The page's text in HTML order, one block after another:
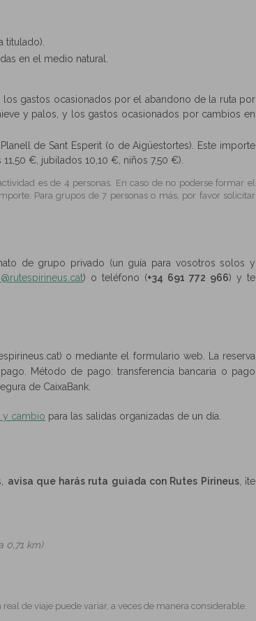
titulado).
en el medio natural.
los gastos ocasionados por el abandono de la ruta por
y palos, y los gastos ocasionados por cambios en
de Sant Esperit (o de Aigüestortes). Este importe
€, jubilados 10,10 €, niños 7,50 €).
es de 4 personas. En caso de no poderse formar el
Para grupos de 7 personas o más, por favor solicitar
de grupo privado (un guía para vosotros solos y
) o teléfono (+34 691 772 966) y te
o mediante el formulario web. La reserva
Método de pago: transferencia bancaria o pago
de CaixaBank.
y cambio para las salidas organizadas de un día.
avisa que harás ruta guiada con Rutes Pirineus, ¡te
0,71 km)
de viaje puede variar, a veces de manera considerable.